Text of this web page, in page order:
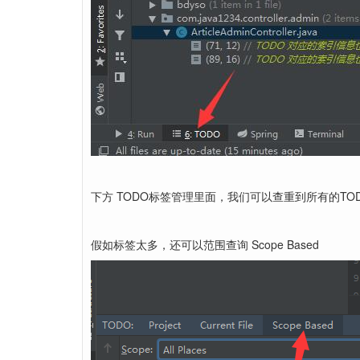
下方 TODO标签管理里面，我们可以查重到所有的
假如标签太多，还可以范围查询 Scope Based